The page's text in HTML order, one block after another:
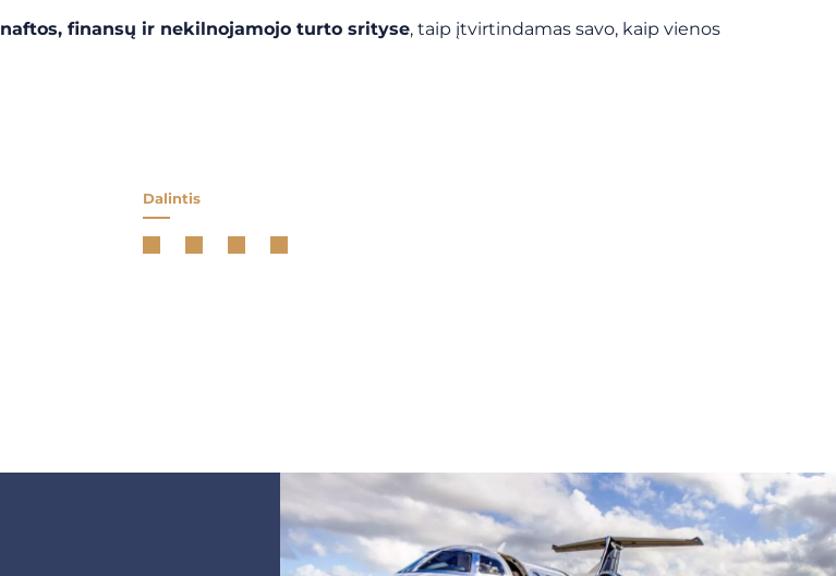
naftos, finansų ir nekilnojamojo turto srityse, taip įtvirtindamas savo, kaip vienos
Dalintis